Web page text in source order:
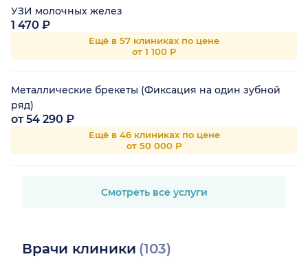
УЗИ молочных желез
1 470 ₽
Ещё в 57 клиниках по цене
от 1 100 Р
Металлические брекеты (Фиксация на один зубной
ряд)
от 54 290 ₽
Ещё в 46 клиниках по цене
от 50 000 Р
Смотреть все услуги
Врачи клиники (103)